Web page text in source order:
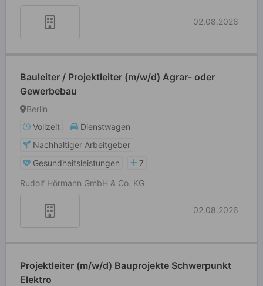
02.08.2026
Bauleiter / Projektleiter (m/w/d) Agrar- oder
Gewerbebau
Berlin
Vollzeit
Dienstwagen
Nachhaltiger Arbeitgeber
Gesundheitsleistungen
7
Rudolf Hörmann GmbH & Co. KG
02.08.2026
Projektleiter (m/w/d) Bauprojekte Schwerpunkt
Elektro